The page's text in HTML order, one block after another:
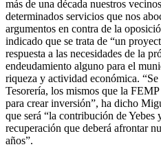
más de una década nuestros
determinados servicios que nos
argumentos en contra de la
indicado que se trata de “un
respuesta a las necesidades de la
endeudamiento alguno para el
riqueza y actividad económica.
Tesorería, los mismos que la
para crear inversión”, ha dicho
que será “la contribución de Yebes
recuperación que deberá afrontar
años”.